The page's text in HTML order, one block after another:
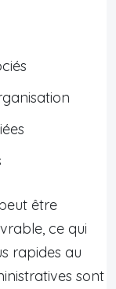
être
ce qui
rapides au
sont